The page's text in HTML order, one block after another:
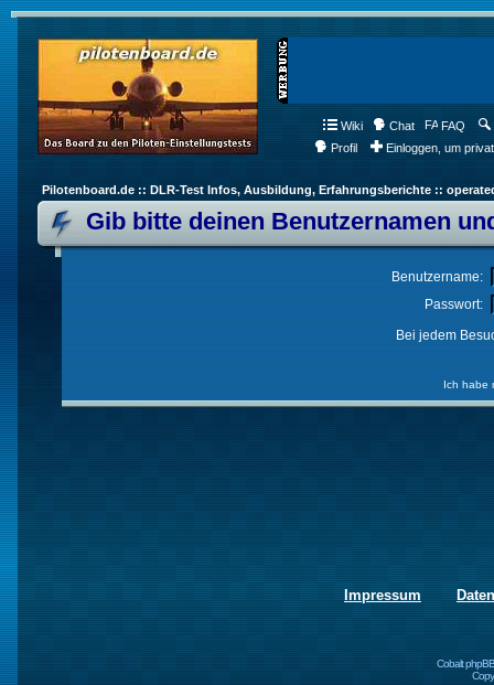
Wiki Chat FAQ
Profil
Einloggen, um
Pilotenboard.de :: DLR-Test Infos, Ausbildung, Erfahrungsberichte ::
Gib bitte deinen Benutzernamen
Benutzername:
Passwort:
Bei jedem
Ich habe
Impressum
Cobalt